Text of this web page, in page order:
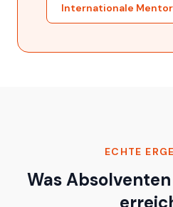
Internationale
ECHTE
Was